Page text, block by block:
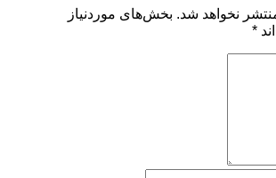
شد. بخش‌های موردنیاز